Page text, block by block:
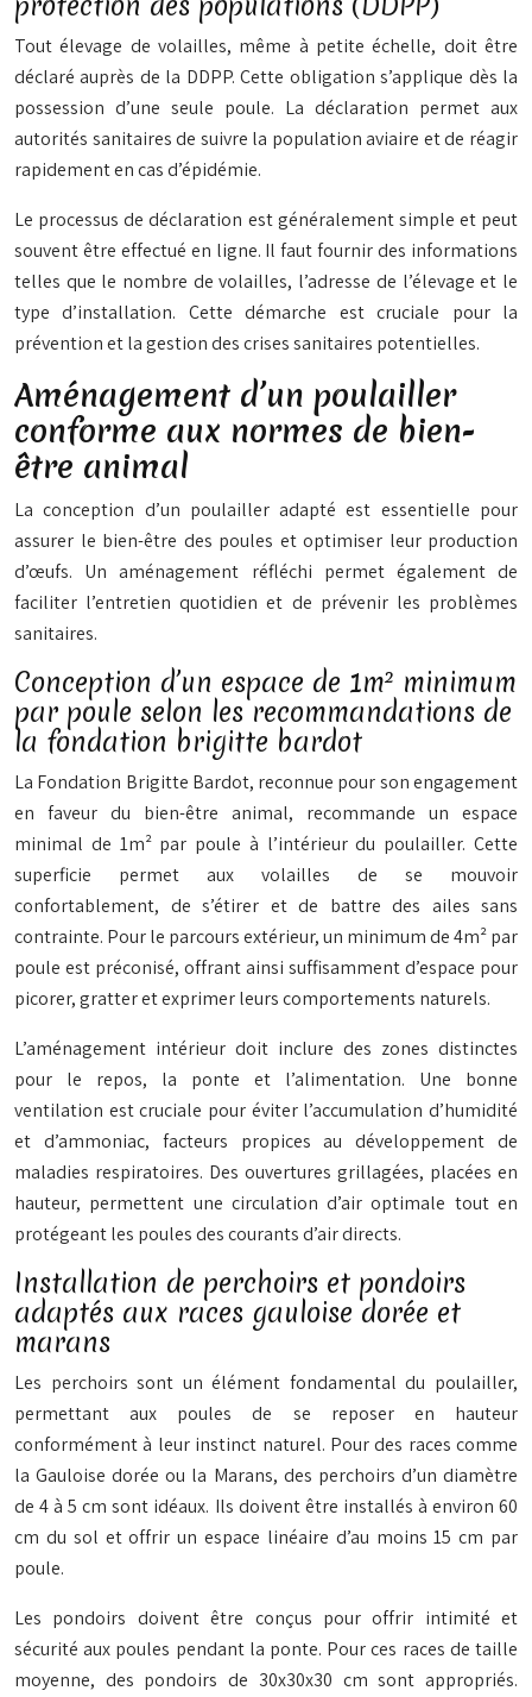
Tout élevage de volailles, même à petite échelle, doit être
déclaré auprès de la DDPP. Cette obligation s’applique dès la
possession d’une seule poule. La déclaration permet aux
autorités sanitaires de suivre la population aviaire et de réagir
rapidement en cas d’épidémie.
Le processus de déclaration est généralement simple et peut
souvent être effectué en ligne. Il faut fournir des informations
telles que le nombre de volailles, l’adresse de l’élevage et le
type d’installation. Cette démarche est cruciale pour la
prévention et la gestion des crises sanitaires potentielles.
Aménagement d’un poulailler
conforme aux normes de bien-
être animal
La conception d’un poulailler adapté est essentielle pour
assurer le bien-être des poules et optimiser leur production
d’œufs. Un aménagement réfléchi permet également de
faciliter l’entretien quotidien et de prévenir les problèmes
sanitaires.
Conception d’un espace de 1m² minimum
par poule selon les recommandations de
la fondation brigitte bardot
La Fondation Brigitte Bardot, reconnue pour son engagement
en faveur du bien-être animal, recommande un espace
minimal de 1m² par poule à l’intérieur du poulailler. Cette
superficie permet aux volailles de se mouvoir
confortablement, de s’étirer et de battre des ailes sans
contrainte. Pour le parcours extérieur, un minimum de 4m² par
poule est préconisé, offrant ainsi suffisamment d’espace pour
picorer, gratter et exprimer leurs comportements naturels.
L’aménagement intérieur doit inclure des zones distinctes
pour le repos, la ponte et l’alimentation. Une bonne
ventilation est cruciale pour éviter l’accumulation d’humidité
et d’ammoniac, facteurs propices au développement de
maladies respiratoires. Des ouvertures grillagées, placées en
hauteur, permettent une circulation d’air optimale tout en
protégeant les poules des courants d’air directs.
Installation de perchoirs et pondoirs
adaptés aux races gauloise dorée et
marans
Les perchoirs sont un élément fondamental du poulailler,
permettant aux poules de se reposer en hauteur
conformément à leur instinct naturel. Pour des races comme
la Gauloise dorée ou la Marans, des perchoirs d’un diamètre
de 4 à 5 cm sont idéaux. Ils doivent être installés à environ 60
cm du sol et offrir un espace linéaire d’au moins 15 cm par
poule.
Les pondoirs doivent être conçus pour offrir intimité et
sécurité aux poules pendant la ponte. Pour ces races de taille
moyenne, des pondoirs de 30x30x30 cm sont appropriés.